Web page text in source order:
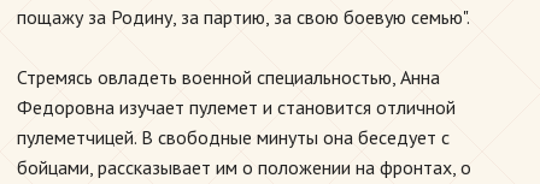
пощажу за Родину, за партию, за свою боевую семью".
Стремясь овладеть военной специальностью, Анна
Федоровна изучает пулемет и становится отличной
пулеметчицей. В свободные минуты она беседует с
бойцами, рассказывает им о положении на фронтах, о